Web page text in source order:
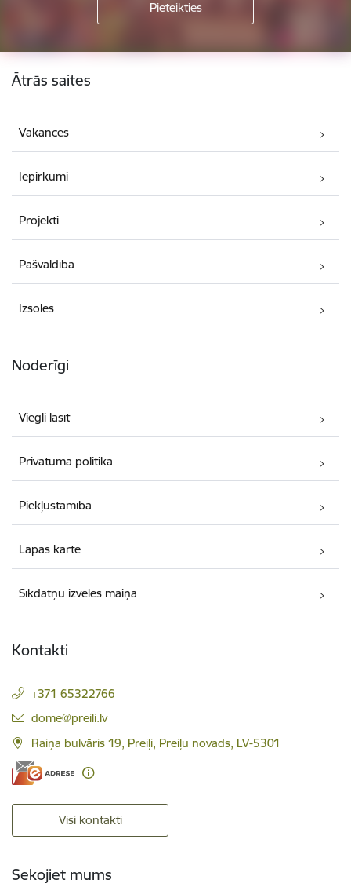
Kājene
Ātrās saites
Vakances
Iepirkumi
Projekti
Pašvaldība
Izsoles
Noderīgi
Viegli lasīt
Privātuma politika
Piekļūstamība
Lapas karte
Sīkdatņu izvēles maiņa
Kontakti
+371 65322766
E-pasts:
dome@preili.lv
Raiņa bulvāris 19, Preiļi, Preiļu novads, LV-5301
Visi kontakti
Sekojiet mums